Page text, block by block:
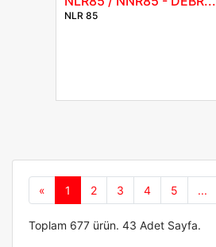
NLR 85
« Önceki
1 2 3 4 5 ...
Toplam 677 ürün. 43 Adet Sayfa.